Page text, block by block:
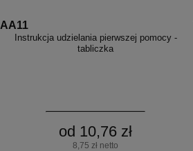
IAA11
Instrukcja udzielania pierwszej pomocy -
tabliczka
od 10,76 zł
8,75 zł netto